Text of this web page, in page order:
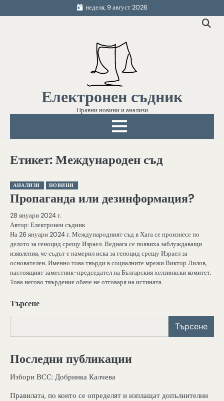
to
неделя, 9 август 2026
Електронен съдник
Правни новини и анализи
Етикет:Международен съд
АНАЛИЗИ НОВИНИ
Пропаганда или дезинформация?
28 януари 2024 г.
Автор: Електронен съдник
На 26 януари 2024 г. Международният съд в Хага се произнесе по
делото за геноцид срещу Израел. Веднага се появиха заблуждаващи
изявления, че съдът е намерил иска за геноцид срещу Израел за
основателен. Именно това твърди в социалните мрежи Виктор Лилов,
настоящият заместник-председател на Българския хелзинкски комитет.
Това негово твърдение обаче не отговаря на истината.
Търсене
Търсене
Последни публикации
Избори ВСС: Добринка Калчева
Правилата, по които се определят и изплащат допълнителни